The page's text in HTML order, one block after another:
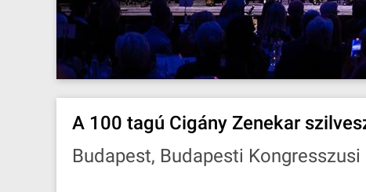
A 100 tagú Cigány Zenekar
Budapest, Budapesti